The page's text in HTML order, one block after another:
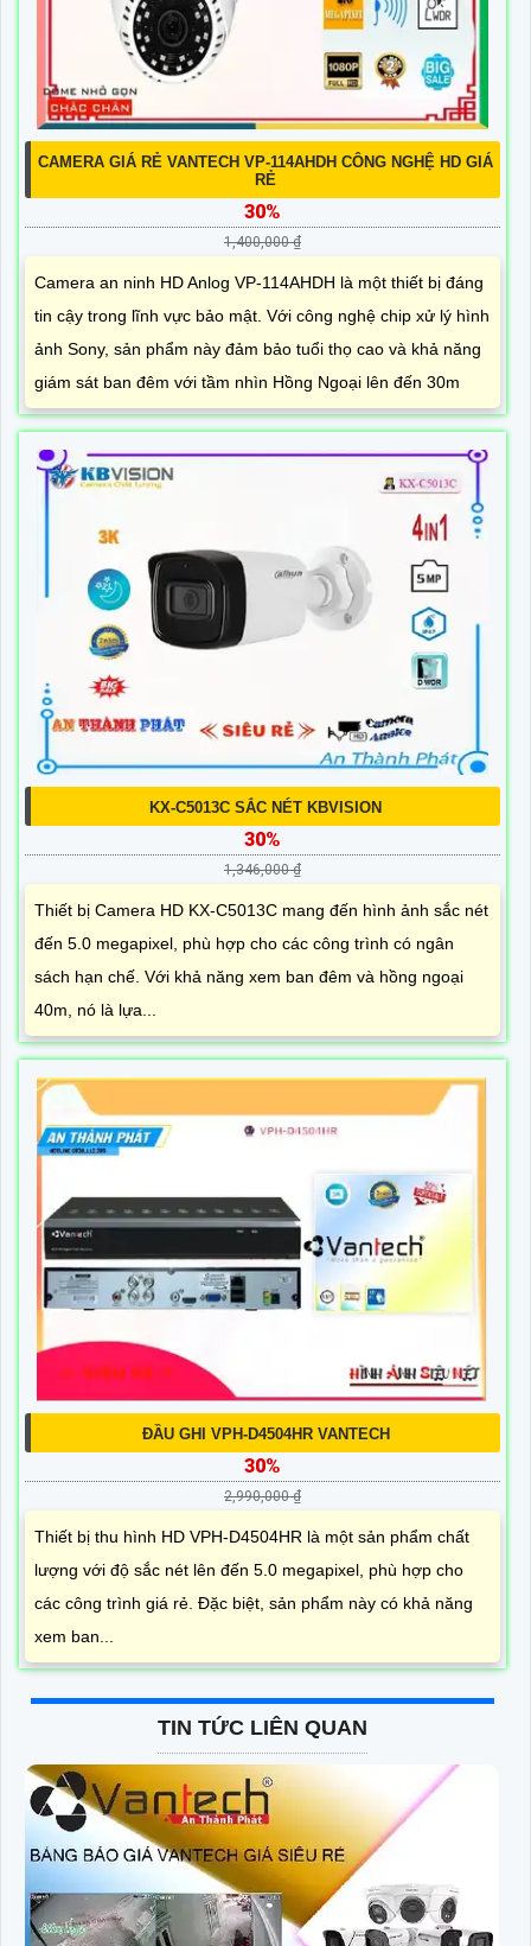
CAMERA GIÁ RẺ VANTECH VP-114AHDH CÔNG NGHỆ HD GIÁ
RẺ
30%
1,400,000 ₫
Camera an ninh HD Anlog VP-114AHDH là một thiết bị đáng
tin cậy trong lĩnh vực bảo mật. Với công nghệ chip xử lý hình
ảnh Sony, sản phẩm này đảm bảo tuổi thọ cao và khả năng
giám sát ban đêm với tầm nhìn Hồng Ngoại lên đến 30m
KX-C5013C SẮC NÉT KBVISION
30%
1,346,000 ₫
Thiết bị Camera HD KX-C5013C mang đến hình ảnh sắc nét
đến 5.0 megapixel, phù hợp cho các công trình có ngân
sách hạn chế. Với khả năng xem ban đêm và hồng ngoại
40m, nó là lựa...
ĐẦU GHI VPH-D4504HR VANTECH
30%
2,990,000 ₫
Thiết bị thu hình HD VPH-D4504HR là một sản phẩm chất
lượng với độ sắc nét lên đến 5.0 megapixel, phù hợp cho
các công trình giá rẻ. Đặc biệt, sản phẩm này có khả năng
xem ban...
TIN TỨC LIÊN QUAN